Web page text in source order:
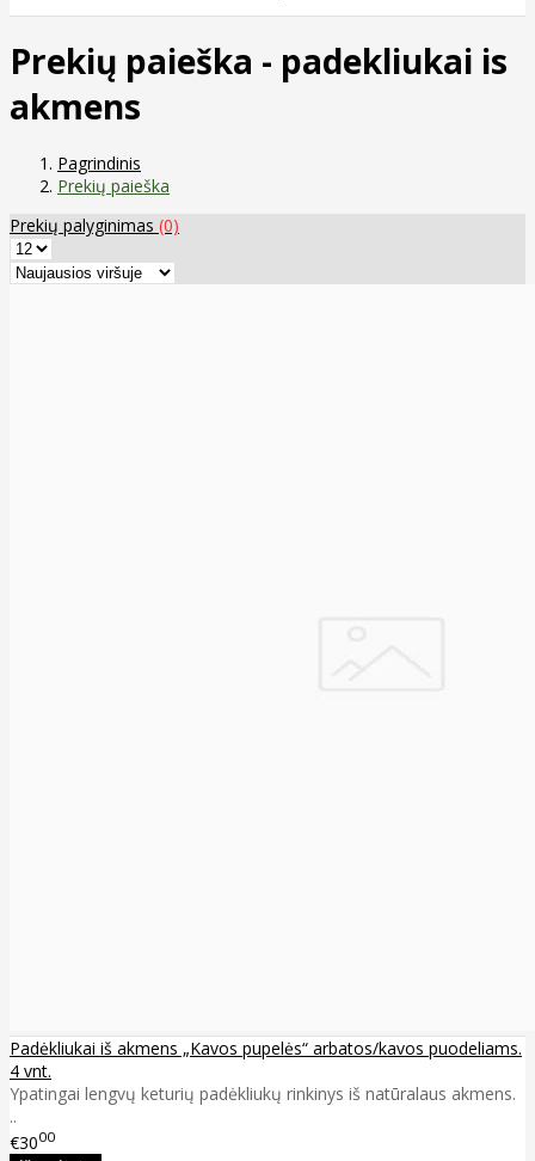
Prekių paieška - padekliukai is
akmens
Pagrindinis
Prekių paieška
Prekių palyginimas (0)
Padėkliukai iš akmens „Kavos pupelės“ arbatos/kavos puodeliams.
4 vnt.
Ypatingai lengvų keturių padėkliukų rinkinys iš natūralaus akmens.
..
€3000